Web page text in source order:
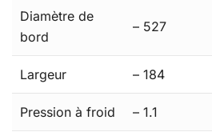
Diamètre de
bord
– 527
Largeur – 184
Pression à froid – 1.1